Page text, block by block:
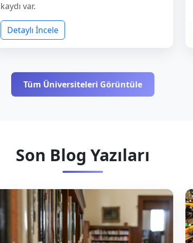
kaydı var.
Detaylı İncele
Tüm Üniversiteleri Görüntüle
Son Blog Yazıları